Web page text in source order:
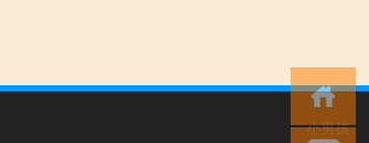
小男孩